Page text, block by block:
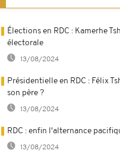
Élections en RDC : Kamerhe
électorale
13/08/2024
Présidentielle en RDC : Félix
son père ?
13/08/2024
RDC : enfin l'alternance
13/08/2024